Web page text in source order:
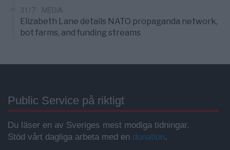
31/7 MEDIA
Elizabeth Lane details NATO propaganda network,
bot farms, and funding streams
Public Service på riktigt
Du läser en av Sveriges mest modiga tidningar.
Stöd vårt dagliga arbeta med en donation.